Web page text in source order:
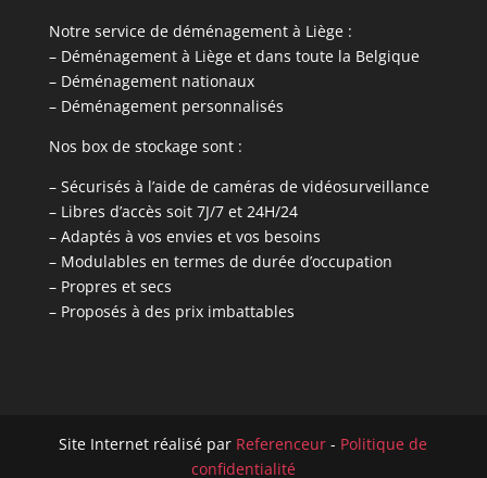
Notre service de déménagement à Liège :
– Déménagement à Liège et dans toute la Belgique
– Déménagement nationaux
– Déménagement personnalisés
Nos box de stockage sont :
– Sécurisés à l’aide de caméras de vidéosurveillance
– Libres d’accès soit 7J/7 et 24H/24
– Adaptés à vos envies et vos besoins
– Modulables en termes de durée d’occupation
– Propres et secs
– Proposés à des prix imbattables
Site Internet réalisé par Referenceur - Politique de
confidentialité